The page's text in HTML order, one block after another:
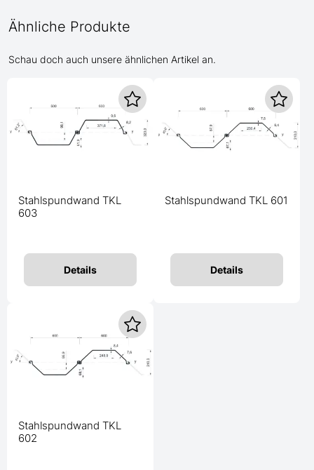
Ähnliche Produkte
Schau doch auch unsere ähnlichen Artikel an.
Stahlspundwand TKL
603
Details
Stahlspundwand TKL 601
Details
Stahlspundwand TKL
602